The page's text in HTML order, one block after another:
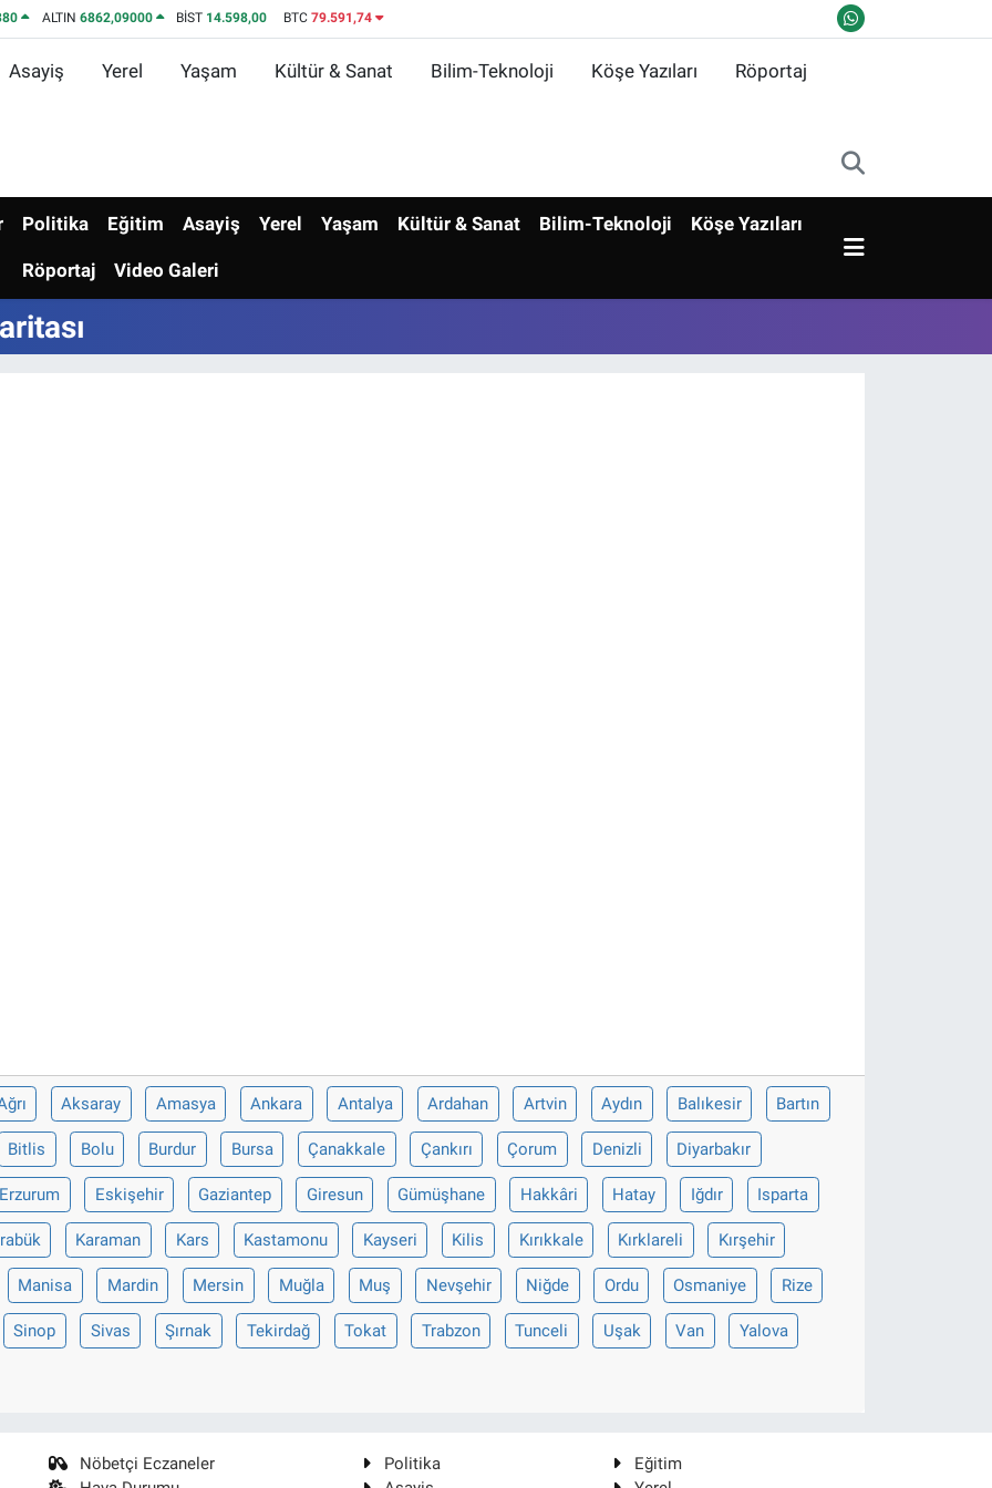
ALTIN 6862,09000 BİST 14.598,00 BTC 79.591,74
Asayiş Yerel Yaşam Kültür & Sanat Bilim-Teknoloji Köşe Yazıları Röportaj
Politika Eğitim Asayiş Yerel Yaşam Kültür & Sanat Bilim-Teknoloji Köşe Yazıları
Röportaj Video Galeri
Aksaray Amasya Ankara Antalya Ardahan Artvin Aydın Balıkesir Bartın
Bitlis Bolu Burdur Bursa Çanakkale Çankırı Çorum Denizli Diyarbakır
Erzurum Eskişehir Gaziantep Giresun Gümüşhane Hakkâri Hatay Iğdır Isparta
Karaman Kars Kastamonu Kayseri Kilis Kırıkkale Kırklareli Kırşehir
Manisa Mardin Mersin Muğla Muş Nevşehir Niğde Ordu Osmaniye Rize
Sinop Sivas Şırnak Tekirdağ Tokat Trabzon Tunceli Uşak Van Yalova
Nöbetçi Eczaneler
Politika
Eğitim